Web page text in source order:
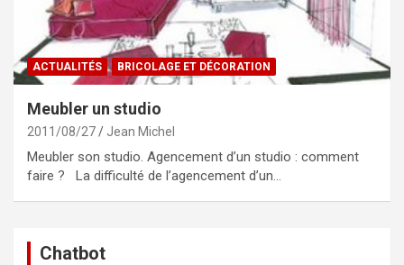
ACTUALITÉS BRICOLAGE ET DÉCORATION
Meubler un studio
2011/08/27 Jean Michel
Meubler son studio. Agencement d’un studio : comment
faire ? La difficulté de l’agencement d’un…
Chatbot